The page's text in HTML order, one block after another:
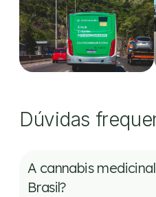
Dúvidas
A cannabis
Brasil?